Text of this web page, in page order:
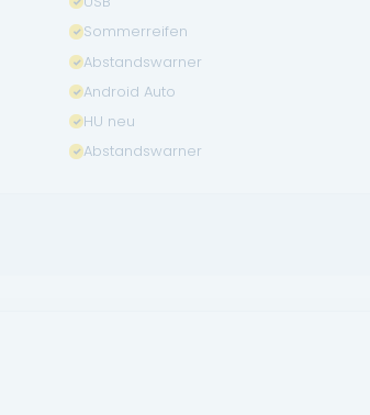
Sommerreifen
Abstandswarner
Android Auto
HU neu
Abstandswarner